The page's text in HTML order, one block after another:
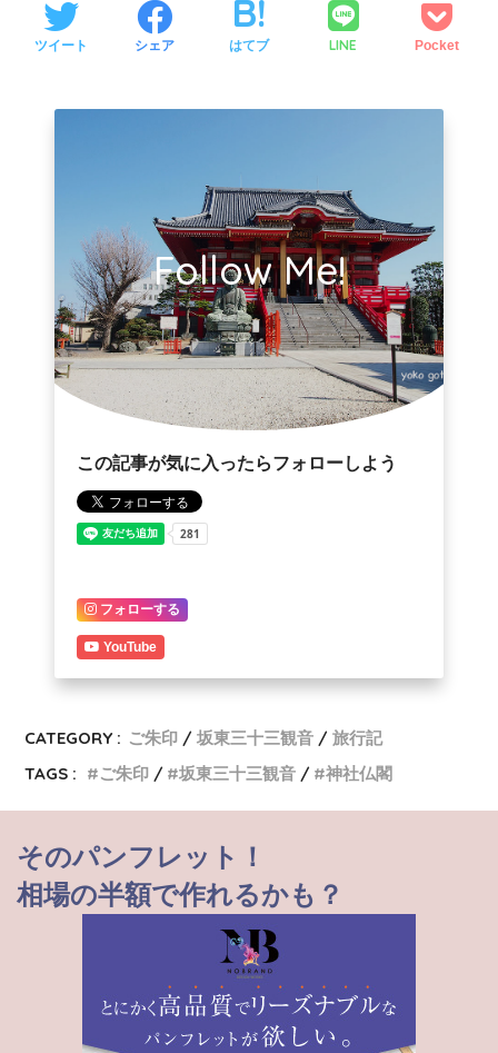
ツイート シェア はてブ LINE Pocket
Follow Me!
この記事が気に入ったらフォローしよう
フォローする
YouTube
CATEGORY : ご朱印 坂東三十三観音
旅行記
TAGS :
ご朱印 坂東三十三観音 神社仏閣
そのパンフレット！
相場の半額で作れるかも？